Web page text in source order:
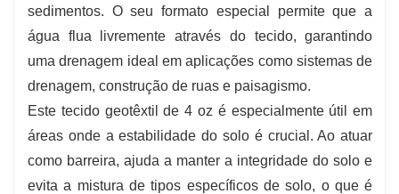
requisitos de tarefas específicas.
sedimentos. O seu formato especial permite que a
água flua livremente através do tecido, garantindo
uma drenagem ideal em aplicações como sistemas de
drenagem, construção de ruas e paisagismo.
Este tecido geotêxtil de 4 oz é especialmente útil em
áreas onde a estabilidade do solo é crucial. Ao atuar
como barreira, ajuda a manter a integridade do solo e
evita a mistura de tipos específicos de solo, o que é